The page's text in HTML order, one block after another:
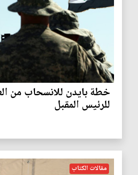
خطة بايدن للانسحاب من
للرئيس المقبل
مقالات الكتاب